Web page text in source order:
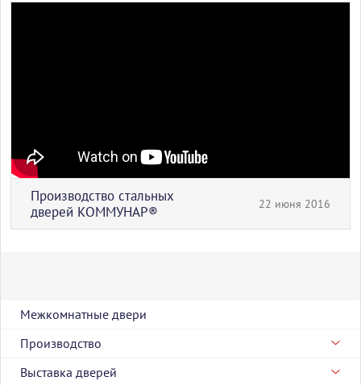
Производство стальных
дверей КОММУНАР®
22 июня 2016
Межкомнатные двери
Производство
Выставка дверей